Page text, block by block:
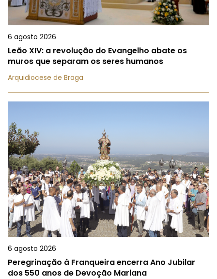
6 agosto 2026
Leão XIV: a revolução do Evangelho abate os
muros que separam os seres humanos
Arquidiocese de Braga
6 agosto 2026
Peregrinação à Franqueira encerra Ano Jubilar
dos 550 anos de Devoção Mariana